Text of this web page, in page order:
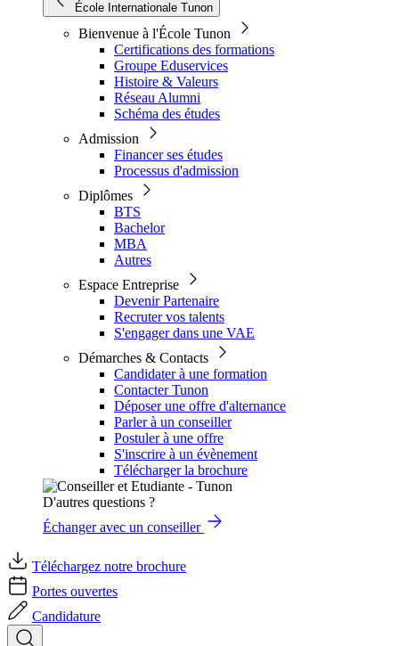
École Internationale Tunon
Bienvenue à l'École Tunon
Certifications des formations
Groupe Eduservices
Histoire & Valeurs
Réseau Alumni
Schéma des études
Admission
Financer ses études
Processus d'admission
Diplômes
BTS
Bachelor
MBA
Autres
Espace Entreprise
Devenir Partenaire
Recruter vos talents
S'engager dans une VAE
Démarches & Contacts
Candidater à une formation
Contacter Tunon
Déposer une offre d'alternance
Parler à un conseiller
Postuler à une offre
S'inscrire à un évènement
Télécharger la brochure
D'autres questions ?
Échanger avec un conseiller
Téléchargez notre brochure
Portes ouvertes
Candidature